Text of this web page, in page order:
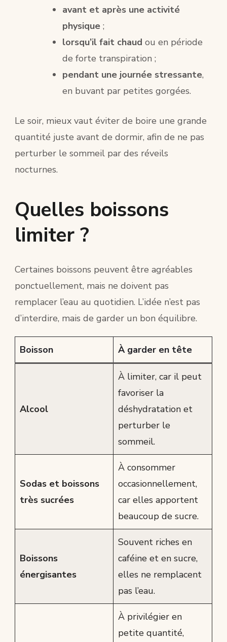
avant et après une activité
physique ;
lorsqu’il fait chaud ou en période
de forte transpiration ;
pendant une journée stressante,
en buvant par petites gorgées.
Le soir, mieux vaut éviter de boire une grande
quantité juste avant de dormir, afin de ne pas
perturber le sommeil par des réveils
nocturnes.
Quelles boissons
limiter ?
Certaines boissons peuvent être agréables
ponctuellement, mais ne doivent pas
remplacer l’eau au quotidien. L’idée n’est pas
d’interdire, mais de garder un bon équilibre.
Boisson À garder en tête
Alcool
À limiter, car il peut
favoriser la
déshydratation et
perturber le
sommeil.
Sodas et boissons
très sucrées
À consommer
occasionnellement,
car elles apportent
beaucoup de sucre.
Boissons
énergisantes
Souvent riches en
caféine et en sucre,
elles ne remplacent
pas l’eau.
À privilégier en
petite quantité,